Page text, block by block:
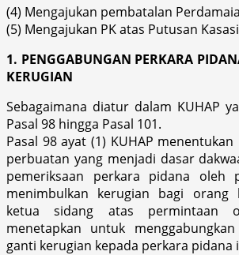
(4) Mengajukan pembatalan
(5) Mengajukan PK atas Putusan
1. PENGGABUNGAN PERKARA
KERUGIAN
Sebagaimana diatur dalam KUHAP
Pasal 98 hingga Pasal 101.
Pasal 98 ayat (1) KUHAP menentukan
perbuatan yang menjadi dasar
pemeriksaan perkara pidana oleh
menimbulkan kerugian bagi orang
ketua sidang atas permintaan
menetapkan untuk
ganti kerugian kepada perkara pidana